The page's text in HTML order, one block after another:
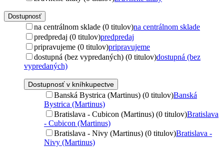
Dostupnosť
na centrálnom sklade (0 titulov)na centrálnom sklade
predpredaj (0 titulov)predpredaj
pripravujeme (0 titulov)pripravujeme
dostupná (bez vypredaných) (0 titulov)dostupná (bez
vypredaných)
Dostupnosť v kníhkupectve
Banská Bystrica (Martinus) (0 titulov)Banská
Bystrica (Martinus)
Bratislava - Cubicon (Martinus) (0 titulov)Bratislava
- Cubicon (Martinus)
Bratislava - Nivy (Martinus) (0 titulov)Bratislava -
Nivy (Martinus)